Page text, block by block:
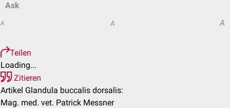
Ask
A A A
Teilen
Loading...
Zitieren
Artikel Glandula buccalis dorsalis:
Mag. med. vet. Patrick Messner